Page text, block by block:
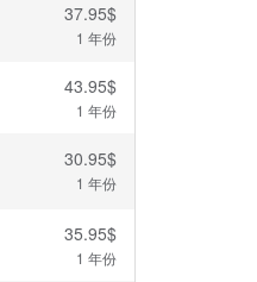
37.95$
1 年份
43.95$
1 年份
30.95$
1 年份
35.95$
1 年份